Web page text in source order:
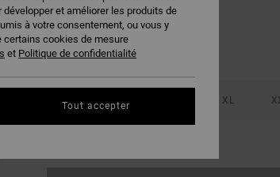
XL
et améliorer les produits de
à votre consentement, ou vous y
certains cookies de mesure
et Politique de confidentialité
Tout accepter